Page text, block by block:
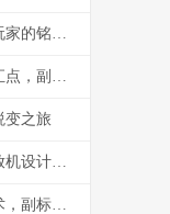
王者荣耀集齐铭文的漫长征途，一位资深玩家的铭文史诗
王者兑换皮肤，虚拟荣耀与现实价值的交汇点，副标题，一场数字情感的华丽冒险
变之旅
我的世界怎么做投沙口，红石自动沙砾投放机设计与实战
王者荣耀关羽设置，铁骑踏山河的战术艺术，副标题，冲锋陷阵的刀锋意志